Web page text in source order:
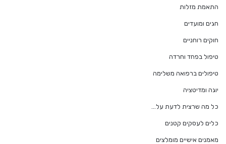
התאמת מזלות
חגים ומועדים
חוקים רוחניים
טיפול בפחד וחרדה
טיפולים ברפואה משלימה
יוגה ומדיטציה
כל מה שרצית לדעת על…
כלים לעסקים קטנים
מאמנים אישיים מומלצים